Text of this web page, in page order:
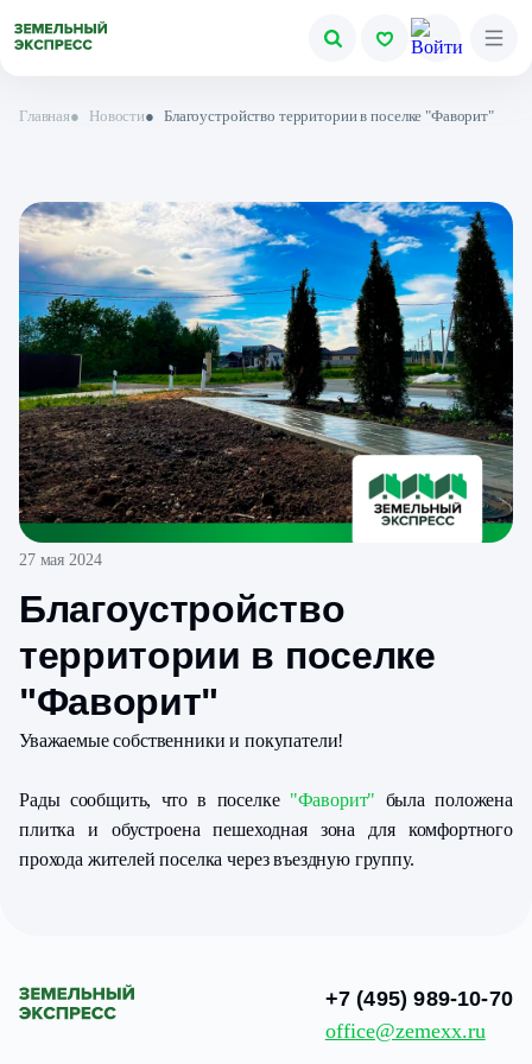
Главная● Новости● Благоустройство территории в поселке "Фаворит"
27 мая 2024
Благоустройство
территории в поселке
"Фаворит"
Уважаемые собственники и покупатели!
Рады сообщить, что в поселке "Фаворит" была положена
плитка и обустроена пешеходная зона для комфортного
прохода жителей поселка через въездную группу.
+7 (495) 989-10-70
office@zemexx.ru